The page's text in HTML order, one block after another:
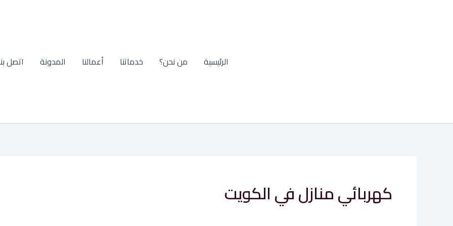
الرئيسية
من نحن؟ خدماتنا أعمالنا المدونة اتصل
كهربائي منازل في الكويت